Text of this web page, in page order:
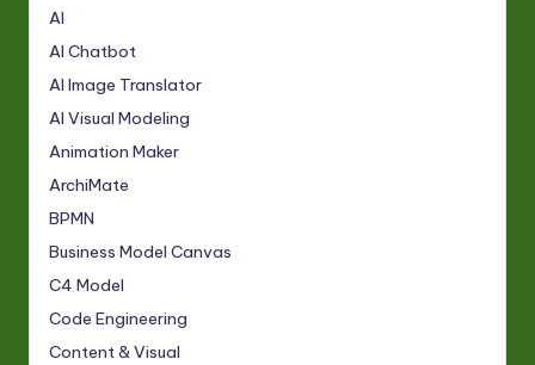
AI
AI Chatbot
AI Image Translator
AI Visual Modeling
Animation Maker
ArchiMate
BPMN
Business Model Canvas
C4 Model
Code Engineering
Content & Visual